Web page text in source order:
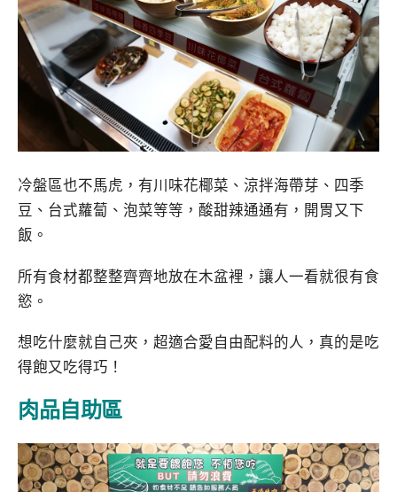
冷盤區也不馬虎，有川味花椰菜、涼拌海帶芽、四季
豆、台式蘿蔔、泡菜等等，酸甜辣通通有，開胃又下
飯。
所有食材都整整齊齊地放在木盆裡，讓人一看就很有食
慾。
想吃什麼就自己夾，超適合愛自由配料的人，真的是吃
得飽又吃得巧！
肉品自助區